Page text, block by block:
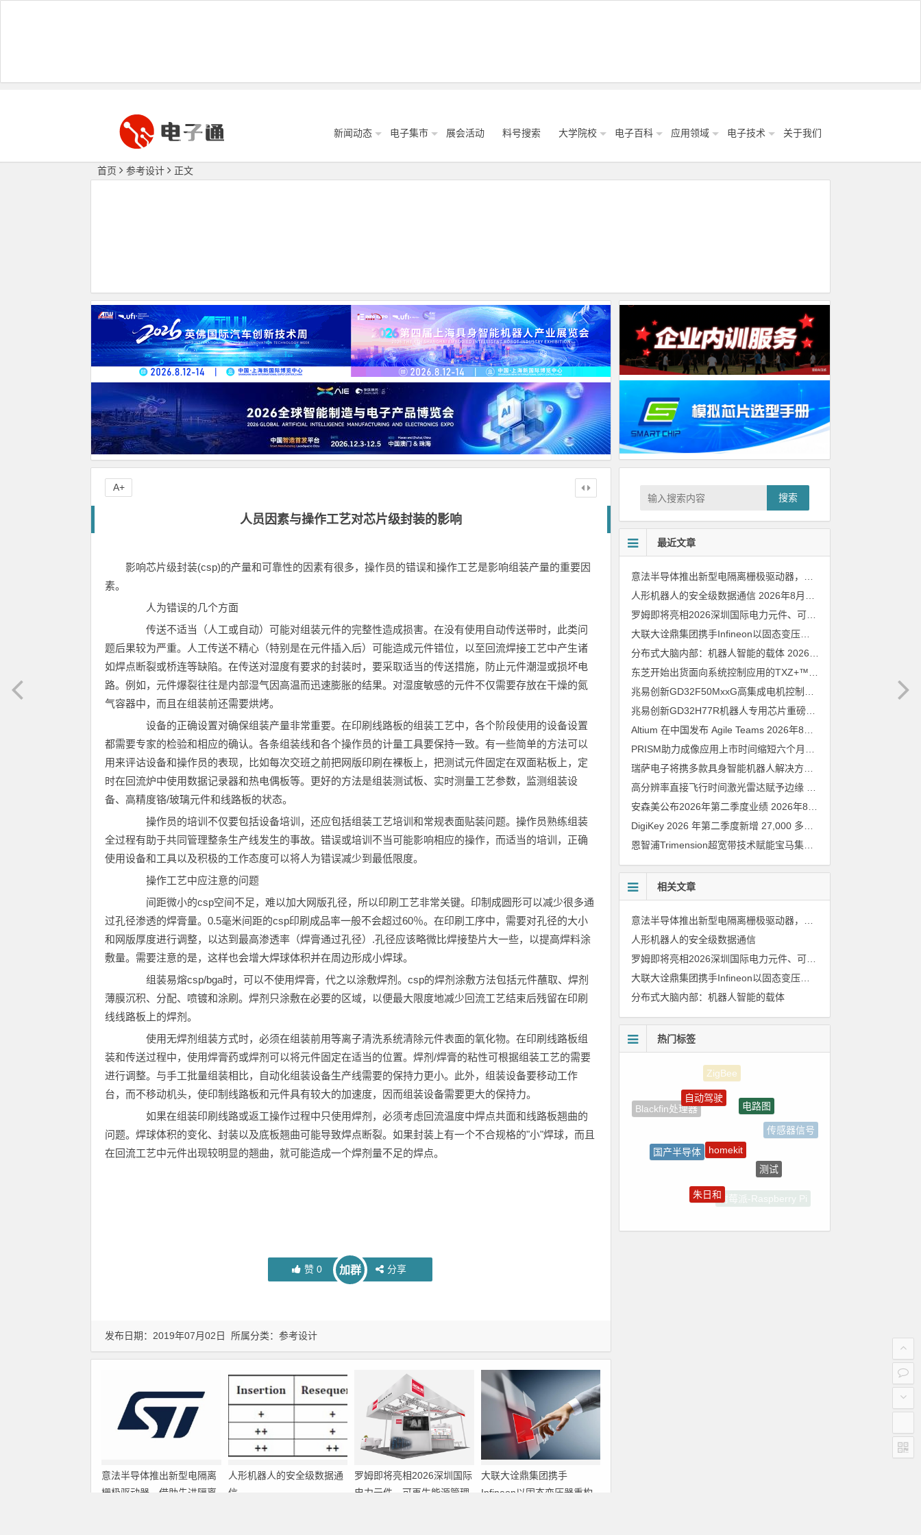
新闻动态 电子集市 展会活动 料号搜索 大学院校 电子百科 应用领域 电子技术 关于我们
首页 参考设计 正文
人员因素与操作工艺对芯片级封装的影响
影响芯片级封装(csp)的产量和可靠性的因素有很多，操作员的错误和操作工艺是影响组装产量的重要因
素。
人为错误的几个方面
传送不适当（人工或自动）可能对组装元件的完整性造成损害。在没有使用自动传送带时，此类问
题后果较为严重。人工传送不精心（特别是在元件插入后）可能造成元件错位，以至回流焊接工艺中产生诸
如焊点断裂或桥连等缺陷。在传送对湿度有要求的封装时，要采取适当的传送措施，防止元件潮湿或损坏电
路。例如，元件爆裂往往是内部湿气因高温而迅速膨胀的结果。对湿度敏感的元件不仅需要存放在干燥的氮
气容器中，而且在组装前还需要烘烤。
设备的正确设置对确保组装产量非常重要。在印刷线路板的组装工艺中，各个阶段使用的设备设置
都需要专家的检验和相应的确认。各条组装线和各个操作员的计量工具要保持一致。有一些简单的方法可以
用来评诂设备和操作员的表现，比如每次交班之前把网版印刷在裸板上，把测试元件固定在双面粘板上，定
时在回流炉中使用数据记录器和热电偶板等。更好的方法是组装测试板、实时测量工艺参数，监测组装设
备、高精度铬/玻璃元件和线路板的状态。
操作员的培训不仅要包括设备培训，还应包括组装工艺培训和常规表面贴装问题。操作员熟练组装
全过程有助于共同管理整条生产线发生的事故。错误或培训不当可能影响相应的操作，而适当的培训，正确
使用设备和工具以及积极的工作态度可以将人为错误减少到最低限度。
操作工艺中应注意的问题
间距微小的csp空间不足，难以加大网版孔径，所以印刷工艺非常关键。印制成圆形可以减少很多通
过孔径渗透的焊膏量。0.5毫米间距的csp印刷成品率一般不会超过60％。在印刷工序中，需要对孔径的大小
和网版厚度进行调整，以达到最高渗透率（焊膏通过孔径）.孔径应该略微比焊接垫片大一些，以提高焊料涂
敷量。需要注意的是，这样也会增大焊球体积并在周边形成小焊球。
组装易熔csp/bga时，可以不使用焊膏，代之以涂敷焊剂。csp的焊剂涂敷方法包括元件蘸取、焊剂
薄膜沉积、分配、喷镀和涂刷。焊剂只涂敷在必要的区域，以便最大限度地减少回流工艺结束后残留在印刷
线线路板上的焊剂。
使用无焊剂组装方式时，必须在组装前用等离子清洗系统清除元件表面的氧化物。在印刷线路板组
装和传送过程中，使用焊膏药或焊剂可以将元件固定在适当的位置。焊剂/焊膏的粘性可根据组装工艺的需要
进行调整。与手工批量组装相比，自动化组装设备生产线需要的保持力更小。此外，组装设备要移动工作
台，而不移动机头，使印制线路板和元件具有较大的加速度，因而组装设备需要更大的保持力。
如果在组装印刷线路或返工操作过程中只使用焊剂，必须考虑回流温度中焊点共面和线路板翘曲的
问题。焊球体积的变化、封装以及底板翘曲可能导致焊点断裂。如果封装上有一个不合规格的"小"焊球，而且
在回流工艺中元件出现较明显的翘曲，就可能造成一个焊剂量不足的焊点。
赞0 加群 分享
A+
发布日期：2019年07月02日 所属分类： 参考设计
意法半导体推出新型电隔离
栅极驱动器，借助先进隔离
人形机器人的安全级数据通
信
罗姆即将亮相2026深圳国际
电力元件、可再生能源管理
大联大诠鼎集团携手
Infineon以固态变压器重构
搜索
最近文章
人形机器人的安全级数据通信 2026年8月8日
罗姆即将亮相2026深圳国际电力元件、可再生能源管理展览会暨研讨会
大联大诠鼎集团携手Infineon以固态变压器重构配电效率新标杆
分布式大脑内部：机器人智能的载体 2026年8月6日
兆易创新GD32H77R机器人专用芯片重磅亮相，精准赋能伺服驱动与关节控制
Altium 在中国发布 Agile Teams 2026年8月6日
安森美公布2026年第二季度业绩 2026年8月6日
恩智浦Trimension超宽带技术赋能宝马集团Digital Key Plus及生命体存在检测功能
相关文章
人形机器人的安全级数据通信
罗姆即将亮相2026深圳国际电力元件、可再生能源管理展览会暨研讨会
大联大诠鼎集团携手Infineon以固态变压器重构配电效率新标杆
分布式大脑内部：机器人智能的载体
热门标签
Blackfin处理器
传感器信号
树莓派-Raspberry Pi
国产芯片